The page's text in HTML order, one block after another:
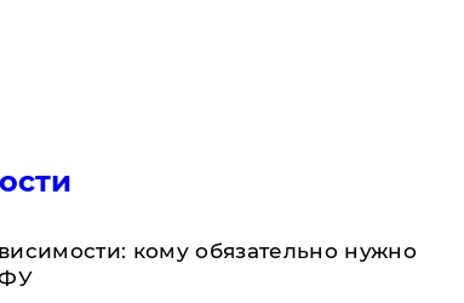
кому обязательно нужно